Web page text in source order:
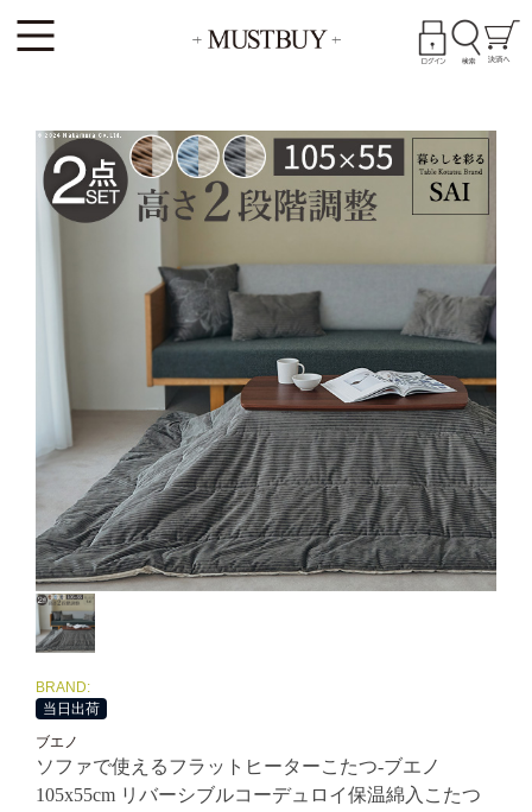
BRAND:
当日出荷
ブエノ
ソファで使えるフラットヒーターこたつ-ブエノ
105x55cm リバーシブルコーデュロイ保温綿入こたつ